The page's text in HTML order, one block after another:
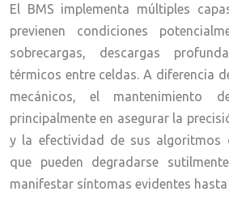
El BMS implementa múltiples
previenen condiciones
sobrecargas, descargas
térmicos entre celdas. A diferencia
mecánicos, el mantenimiento
principalmente en asegurar la
y la efectividad de sus algoritmos
que pueden degradarse
manifestar síntomas evidentes